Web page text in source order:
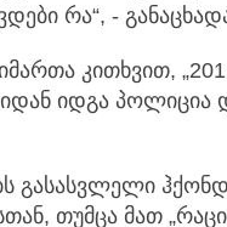
რა“, -
კითხვით,
იდგა პოლიცია
გასასვლელი
თუმცა მათ